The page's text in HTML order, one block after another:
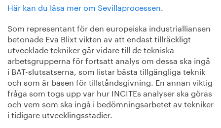
Här kan du läsa mer om Sevillaprocessen.
Som representant för den europeiska industrialliansen
betonade Eva Blixt vikten av att endast tillräckligt
utvecklade tekniker går vidare till de tekniska
arbetsgrupperna för fortsatt analys om dessa ska ingå
i BAT-slutsatserna, som listar bästa tillgängliga teknik
och som är basen för tillståndsgivning. En annan viktig
fråga som togs upp var hur INCITEs analyser ska göras
och vem som ska ingå i bedömningsarbetet av tekniker
i tidigare utvecklingsstadier.